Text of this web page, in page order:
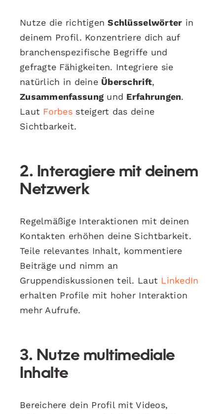
Nutze die richtigenSchlüsselwörter in
deinem Profil. Konzentriere dich auf
branchenspezifische Begriffe und
gefragte Fähigkeiten. Integriere sie
natürlich in deine Überschrift,
Zusammenfassung und Erfahrungen.
Laut Forbessteigert das deine
Sichtbarkeit.
2. Interagiere mit deinem
Netzwerk
Regelmäßige Interaktionen mit deinen
Kontakten erhöhen deine Sichtbarkeit.
Teile relevantes Inhalt, kommentiere
Beiträge und nimm an
Gruppendiskussionen teil. Laut LinkedIn
erhalten Profile mit hoher Interaktion
mehr Aufrufe.
3. Nutze multimediale
Inhalte
Bereichere dein Profil mit Videos,